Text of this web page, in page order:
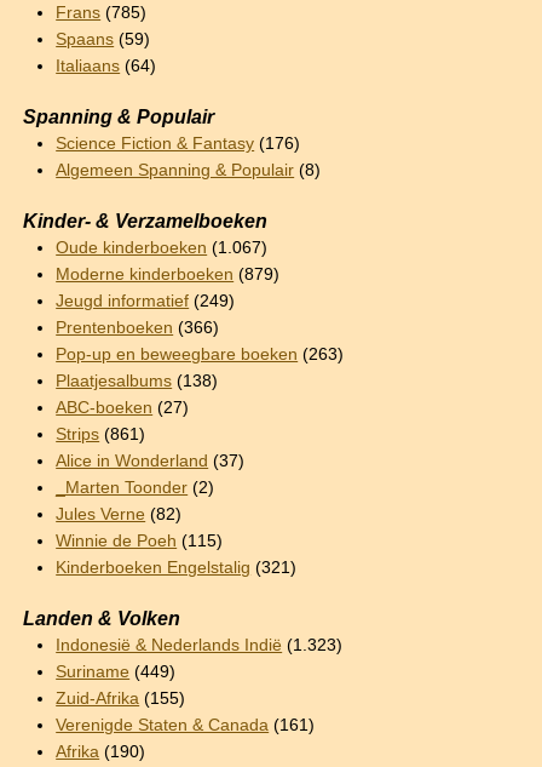
Frans (785)
Spaans (59)
Italiaans (64)
Spanning & Populair
Science Fiction & Fantasy (176)
Algemeen Spanning & Populair (8)
Kinder- & Verzamelboeken
Oude kinderboeken (1.067)
Moderne kinderboeken (879)
Jeugd informatief (249)
Prentenboeken (366)
Pop-up en beweegbare boeken (263)
Plaatjesalbums (138)
ABC-boeken (27)
Strips (861)
Alice in Wonderland (37)
_Marten Toonder (2)
Jules Verne (82)
Winnie de Poeh (115)
Kinderboeken Engelstalig (321)
Landen & Volken
Indonesië & Nederlands Indië (1.323)
Suriname (449)
Zuid-Afrika (155)
Verenigde Staten & Canada (161)
Afrika (190)